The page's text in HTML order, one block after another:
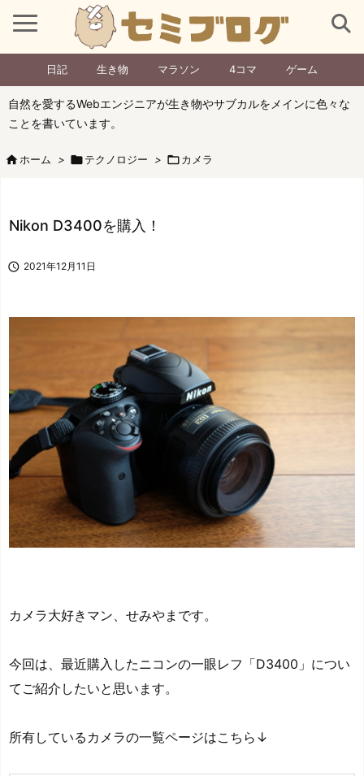
日記 生き物 マラソン 4コマ ゲーム
自然を愛するWebエンジニアが生き物やサブカルをメインに色々な
ことを書いています。
ホーム > テクノロジー > カメラ
Nikon D3400を購入！
 2021年12月11日
カメラ大好きマン、せみやまです。
今回は、最近購入したニコンの一眼レフ「D3400」につい
てご紹介したいと思います。
所有しているカメラの一覧ページはこちら↓